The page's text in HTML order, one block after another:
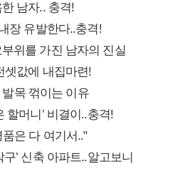
남자.. 충격!
장 유발한다..충격!
위를 가진 남자의 진실
셋값에 내집마련!
목 꺾이는 이유
할머니’ 비결이..충격!
은 다 여기서.."
’ 신축 아파트..알고보니